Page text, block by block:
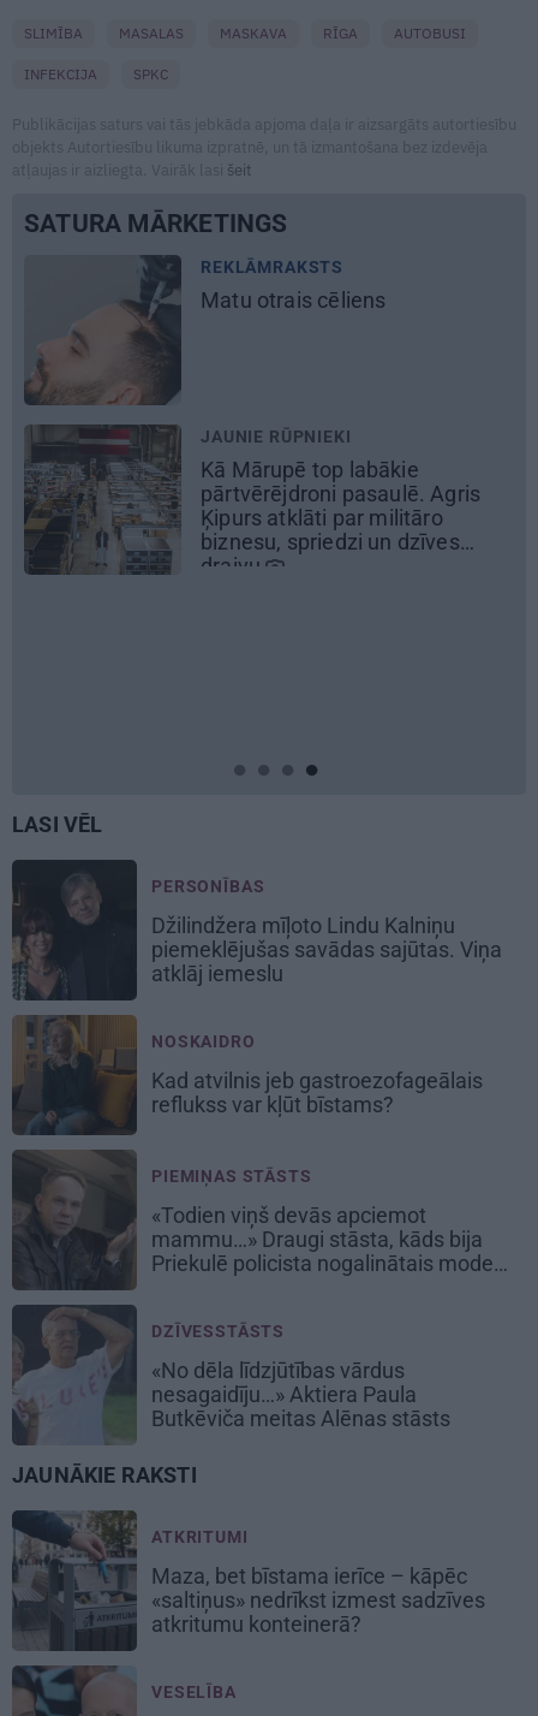
SLIMĪBA MASALAS MASKAVA RĪGA AUTOBUSI
INFEKCIJA SPKC
Publikācijas saturs vai tās jebkāda apjoma daļa ir aizsargāts autortiesību
objekts Autortiesību likuma izpratnē, un tā izmantošana bez izdevēja
atļaujas ir aizliegta. Vairāk lasi šeit
SATURA MĀRKETINGS
REKLĀMRAKSTS
Daugaviņš par mīlestību pret
DEKO DISKUSIJAS
Cik maksā dizainers un –
kāpēc?
LASI VĒL
PERSONĪBAS
Džilindžera mīļoto Lindu Kalniņu
piemeklējušas savādas sajūtas. Viņa
atklāj iemeslu
NOSKAIDRO
Kad atvilnis jeb gastroezofageālais
reflukss var kļūt bīstams?
PIEMIŅAS STĀSTS
«Todien viņš devās apciemot
mammu…» Draugi stāsta, kāds bija
Priekulē policista nogalinātais modes
DZĪVESSTĀSTS
«No dēla līdzjūtības vārdus
nesagaidīju…» Aktiera Paula
Butkēviča meitas Alēnas stāsts
JAUNĀKIE RAKSTI
ATKRITUMI
Maza, bet bīstama ierīce – kāpēc
«saltiņus» nedrīkst izmest sadzīves
atkritumu konteinerā?
VESELĪBA